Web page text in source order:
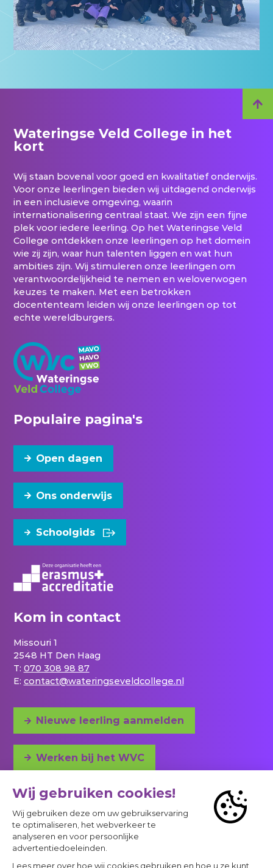
Wateringse Veld College in het
kort
Wij staan bovenal voor goed en kwalitatief onderwijs.
Voor onze leerlingen bieden wij uitdagend onderwijs
in een inclusieve omgeving, waarin
internationalisering centraal staat. We zijn een fijne
plek voor iedere leerling. Op het Wateringse Veld
College ontdekken onze leerlingen op het domein
wie zij zijn, waar hun talenten liggen en wat hun
ambities zijn. Wij stimuleren onze leerlingen om
verantwoordelijkheid te nemen en weloverwogen
keuzes te maken. Met een betrokken
docententeam leiden wij onze leerlingen op tot
echte wereldburgers.
Populaire pagina's
Open dagen
Ons onderwijs
Schoolgids
Kom in contact
Missouri 1
2548 HT Den Haag
T: 070 308 98 87
E: contact@wateringseveldcollege.nl
Nieuwe leerling aanmelden
Werken bij het WVC
Adres en bereikbaarheid